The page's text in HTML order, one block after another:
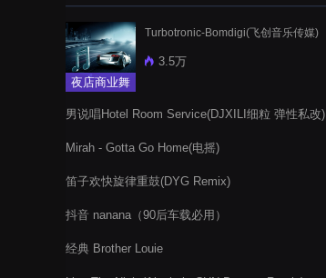
夜店商业舞
Turbotronic-Bomdigi(飞创音乐传媒)
3.5万
男说唱Hotel Room Service(DJXILI细粒 弹性私改)
Mirah - Gotta Go Home(电摇)
笛子欢快旋律重鼓(DYG Remix)
抖音 nanana（90后车载必用）
经典 Brother Louie